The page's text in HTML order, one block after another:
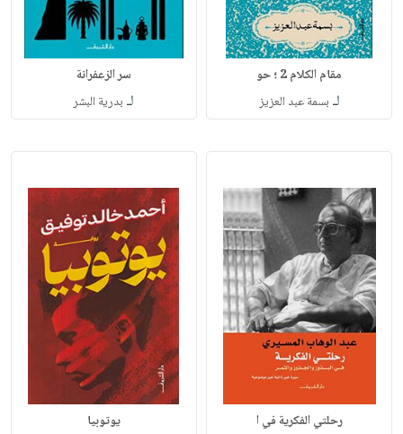
مقام الكلام 2 ؛ حو
لـ بسمة عبد العزيز
سر الزعفرانة
لـ بدرية البشر
رحلتي الفكرية في ا يوتوبيا